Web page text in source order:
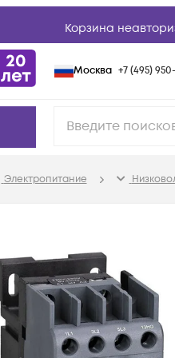
Корзина
Москва +7 (495) 950-
Электропитание